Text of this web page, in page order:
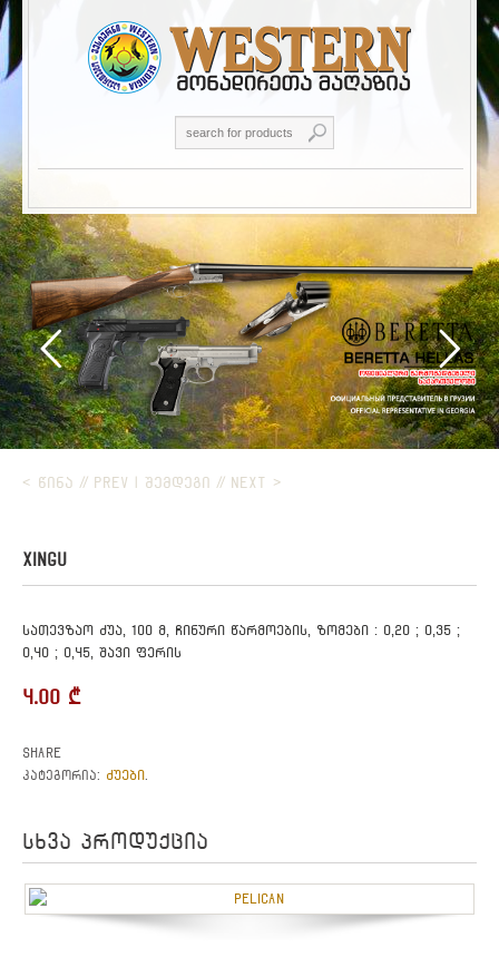
< ᲬᲘᲜᲐ // PREV ᲨᲔᲛᲓᲔᲒᲘ // NEXT >
XINGU
სათევზაო ძუა, 100 მ, ჩინური წარმოების, ზომები : 0,20 ; 0,35 ;
0,40 ; 0,45, შავი ფერის
4.00 ₾
Share
კატეგორია: ძუები
სხვა პროდუქცია